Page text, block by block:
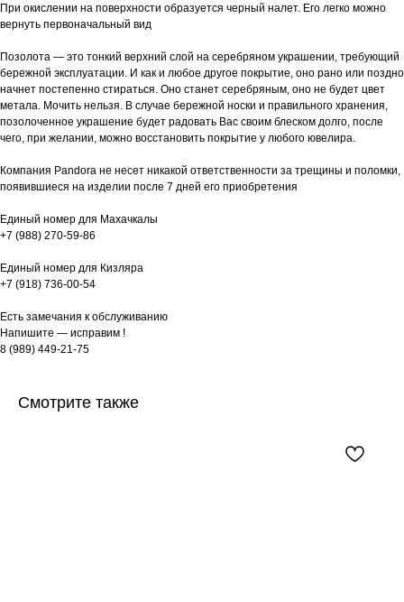
При окислении на поверхности образуется черный налет. Его легко можно
вернуть первоначальный вид
Позолота — это тонкий верхний слой на серебряном украшении, требующий
бережной эксплуатации. И как и любое другое покрытие, оно рано или поздно
начнет постепенно стираться. Оно станет серебряным, оно не будет цвет
метала. Мочить нельзя. В случае бережной носки и правильного хранения,
позолоченное украшение будет радовать Вас своим блеском долго, после
чего, при желании, можно восстановить покрытие у любого ювелира.
Компания Pandora не несет никакой ответственности за трещины и поломки,
появившиеся на изделии после 7 дней его приобретения
Единый номер для Махачкалы
+7 (988) 270-59-86
Единый номер для Кизляра
+7 (918) 736-00-54
Есть замечания к обслуживанию
Напишите — исправим !
8 (989) 449-21-75
Смотрите также